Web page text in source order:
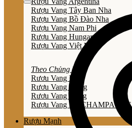
Rượu Vang Tây Ban Nha
Rượu Vang Bồ Đào Nha
Rượu Vang Nam Phi
Rượu Vang Hungary
Rượu Vang Việt Nam
Theo Chủng Loại
Rươu Vang Đỏ
Rươu Vang Trắng
Rươu Vang Hồng
Rượu Vang Nổ/CHAMPAGNE
Rượu Mạnh